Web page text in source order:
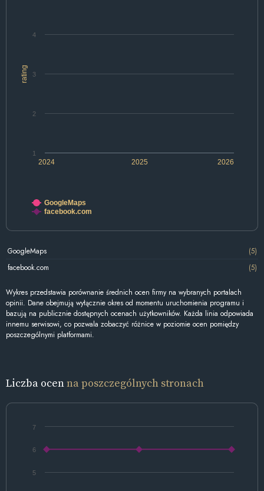
rating
2024 2025 2026
1
2
3
4
GoogleMaps
facebook.com
GoogleMaps
(5)
facebook.com
(5)
Wykres przedstawia porównanie średnich ocen firmy na wybranych portalach
opinii. Dane obejmują wyłącznie okres od momentu uruchomienia programu i
bazują na publicznie dostępnych ocenach użytkowników. Każda linia odpowiada
innemu serwisowi, co pozwala zobaczyć różnice w poziomie ocen pomiędzy
poszczególnymi platformami.
Liczba ocenna poszczególnych stronach
5
6
7